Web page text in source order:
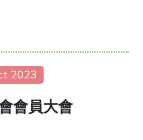
2023
會員大會